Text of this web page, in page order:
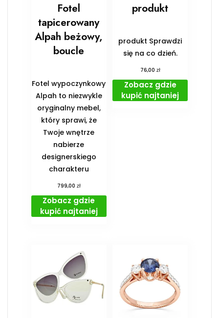
Fotel
tapicerowany
Alpah beżowy,
boucle
Fotel wypoczynkowy
Alpah to niezwykle
oryginalny mebel,
który sprawi, że
Twoje wnętrze
nabierze
designerskiego
charakteru
799,00 zł
Zobacz gdzie
kupić najtaniej
produkt
produkt Sprawdzi
się na co dzień.
76,00 zł
Zobacz gdzie
kupić najtaniej